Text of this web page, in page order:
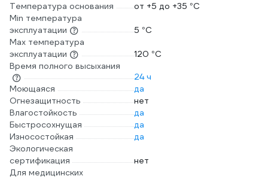
Температура основания
от +5 до +35 °С
Min температура
эксплуатации
5 °С
Max температура
эксплуатации
120 °С
Время полного высыхания
24 ч
Моющаяся
да
Огнезащитность
нет
Влагостойкость
да
Быстросохнущая
да
Износостойкая
да
Экологическая
сертификация
нет
Для медицинских